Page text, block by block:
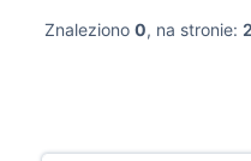
Znaleziono 0, na stronie: